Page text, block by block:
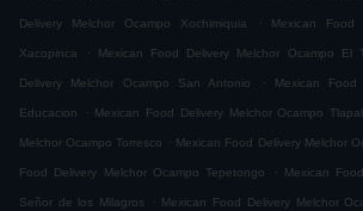
Delivery Melchor Ocampo Xochimiquia . Mexican Food
Xacopinca . Mexican Food Delivery Melchor Ocampo El
Delivery Melchor Ocampo San Antonio . Mexican Food
Educacion . Mexican Food Delivery Melchor Ocampo
Melchor Ocampo Torresco . Mexican Food Delivery Melchor
Food Delivery Melchor Ocampo Tepetongo . Mexican
Señor de los Milagros . Mexican Food Delivery Melchor